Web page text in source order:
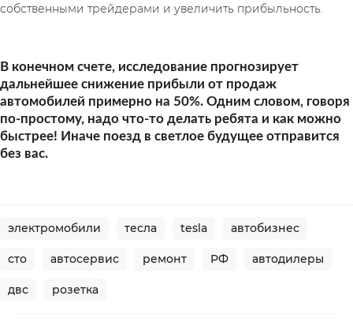
собственными трейдерами и увеличить прибыльность.
В конечном счете, исследование прогнозирует
дальнейшее снижение прибыли от продаж
автомобилей примерно на 50%. Одним словом, говоря
по-простому, надо что-то делать ребята и как можно
быстрее! Иначе поезд в светлое будущее отправится
без вас.
электромобили тесла tesla автобизнес
сто автосервис ремонт РФ автодилеры
двс розетка